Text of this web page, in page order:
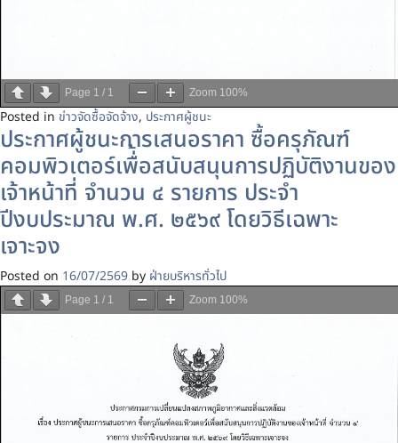
Page 1 / 1 Zoom 100%
Posted in ข่าวจัดซื้อจัดจ้าง, ประกาศผู้ชนะ
ประกาศผู้ชนะการเสนอราคา ซื้อครุภัณฑ์
คอมพิวเตอร์เพื่้อสนับสนุนการปฏิบัติงานของ
เจ้าหน้าที่ จำนวน ๔ รายการ ประจำ
ปีงบประมาณ พ.ศ. ๒๕๖๙ โดยวิธีเฉพาะ
เจาะจง
Posted on 16/07/2569 by ฝ่ายบริหารทั่วไป
Page 1 / 1 Zoom 100%